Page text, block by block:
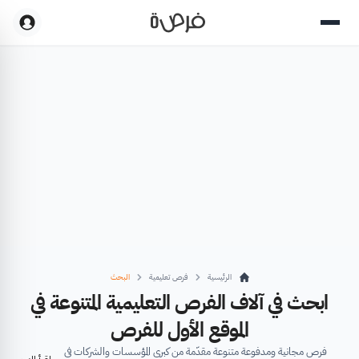
الرئيسية فرص تعليمية البحث
ابحث في آلاف الفرص التعليمية المتنوعة في
الموقع الأول للفرص
فرص مجانية ومدفوعة متنوعة مقدّمة من كبرى المؤسسات والشركات في